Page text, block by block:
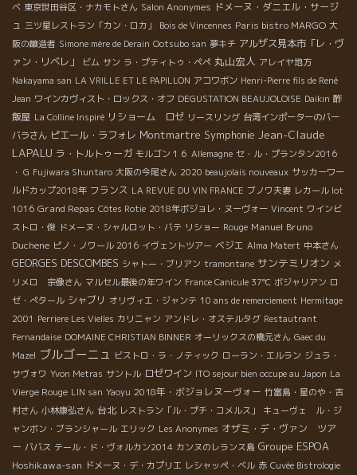
ベ 東京世田谷区・ナカモトさん Salon Anonymes ドメーヌ・ダニエル・サージ
ュ 三ツ星レストラン「カン・ロカ」 Bois de Vincennes Paris bistro MARGO 大
阪の醸造者 Simone mère de Derain Ootsubo san 夢キチ アルザス見本市「レ・ヴ
ァン・リベレ」
ビム サン ラ・プティトゥ・ペペ 丸山宏人 アレイヤ地方
Nakayama san LA VRILLE ET LE PAPILLON アコワボン Henri-Pierre fils de René
Jean ワインカヴィスト・ロックス・オフ DEGUSTATION BEAUJOLOISE Daikin 酢
飯屋 La Colline Inspiré リショーム ロゼ リースリング 台湾インポーターのバー
バラさん ピエール・ラフォレ Montmartre Symphonie Jean-Claude
LAPALU ラ・トルトゥーガ モルゴン１６ Allemagne セ・ル・プランタン2016
・ G Fujiwara Shuntaro 大阪の今尾さん 2020 beaujolais nouveaux サッカーワー
ルドカップ2018年 フランス LA REVUE DU VIN FRANCE ブノワ夫妻 レカール lot
1016 Grand Repas Côtes Rotie 2018年ボジョレ・ヌーヴォー Vincent ワインビ
ストロ・俊 ドメーヌ・シャルロット・バテ リショー Rouge Manuel Bruno
Duchene ピノ・ノワール 2016 イヴェントツアー ベジエ Alma Matert 中本さん
GEORGES DESCOMBES シャトー・ブリアン tramontane サンテミリオン メ
リメロ 宗像さん マルセル最後の年ワイン France Canicule 37℃ ボジャリアン ロ
ゼ・ぺタール シャブリ オリヴィエ・ジャンテ 10 ans de remerciement Hermitage
2001 Perriere Les Vielles カリニャン アンドレ・オステルタグ Restautrant
Fernandaise DOMAINE CHRISTIAN BINNER オーリックスの橋元さん Gaec du
Mazel ブルゴーニュ ビストロ・ラ・ノティック ローラン・エルラン ジュラ・
サヴォワ Yvon Metras サントル ロゼワイン ITO sejour bien occupe au Japon La
Vierge Rouge LIN san Yaoyu 2018年・ボジョレヌーヴォー 竹富島・星のや・吉
村さん 小林康弘さん 台北 レストラン「ル・プチ・コメルス」
キューヴェ ル・ジ
ャンボン・ブランシャール エリック Les Anonymes オザミ・デ・ヴァン ツア
ー ババス テール・ド・ヴォルカン2014 カンヌのレランス島 Groupe ESPOA
Hoshikawa-san ドメーヌ・デ・カプリエ レシャッペ・ベル 赤 Cuvée Bistrologie